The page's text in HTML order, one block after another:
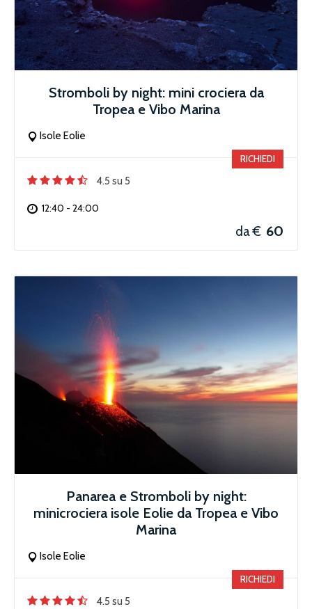
Stromboli by night: mini crociera da
Tropea e Vibo Marina
Isole Eolie
RICHIEDI
4.5 su 5
12:40 - 24:00
da € 60
Panarea e Stromboli by night:
minicrociera isole Eolie da Tropea e Vibo
Marina
Isole Eolie
RICHIEDI
4.5 su 5